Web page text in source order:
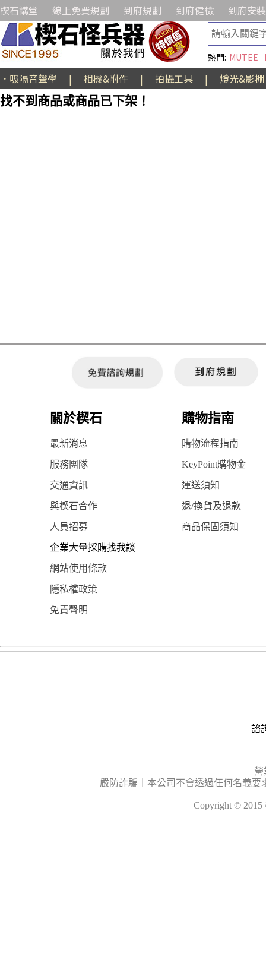
楔石講堂 線上免費規劃 到府規劃 到府健檢 到府安裝
熱門: MUTEE
．吸隔音聲學 | 相機&附件 | 拍攝工具 |
燈光&影棚
找不到商品或商品已下架！
關於楔石 購物指南
最新消息 購物流程指南
服務團隊 KeyPoint購物金
交通資訊 運送須知
與楔石合作 退/換貨及退款
人員招募 商品保固須知
企業大量採購找我談
網站使用條款
隱私權政策
免責聲明
諮
營
嚴防詐騙｜本公司不會透過任何名義
Copyright ©